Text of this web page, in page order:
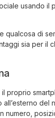
usando il
qualcosa di
sia per il
proprio
del
numero,